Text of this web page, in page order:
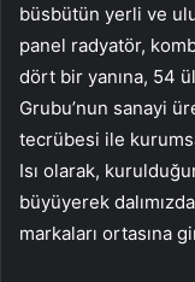
büsbütün yerli ve
panel radyatör,
dört bir yanına, 54
Grubu’nun sanayi
tecrübesi ile
Isı olarak,
büyüyerek
markaları ortasına